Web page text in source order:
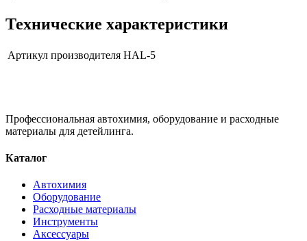
Технические характеристики
Артикул производителя HAL-5
Профессиональная автохимия, оборудование и расходные
материалы для детейлинга.
Каталог
Автохимия
Оборудование
Расходные материалы
Инструменты
Аксессуары